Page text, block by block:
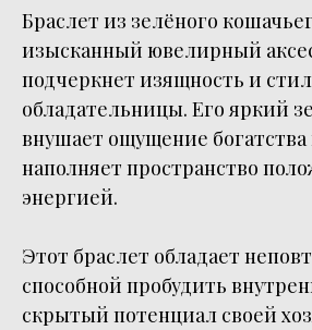
Браслет из зелёного
изысканный ювелирный
подчеркнет изящность и
обладательницы. Его яркий
внушает ощущение
наполняет пространство
энергией.
Этот браслет обладает
способной пробудить
скрытый потенциал своей